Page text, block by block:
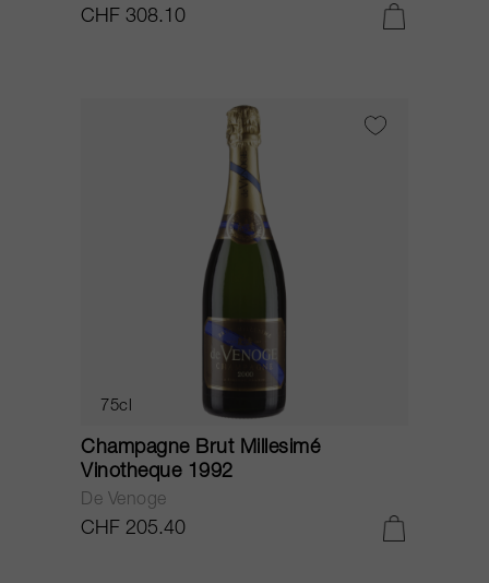
CHF 308.10
75cl
Champagne Brut Millesimé
Vinotheque 1992
De Venoge
CHF 205.40